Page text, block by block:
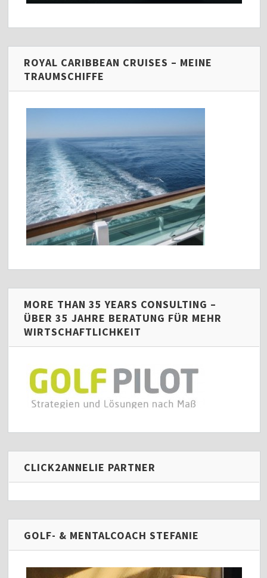
ROYAL CARIBBEAN CRUISES – MEINE
TRAUMSCHIFFE
MORE THAN 35 YEARS CONSULTING –
ÜBER 35 JAHRE BERATUNG FÜR MEHR
WIRTSCHAFTLICHKEIT
CLICK2ANNELIE PARTNER
GOLF- & MENTALCOACH STEFANIE